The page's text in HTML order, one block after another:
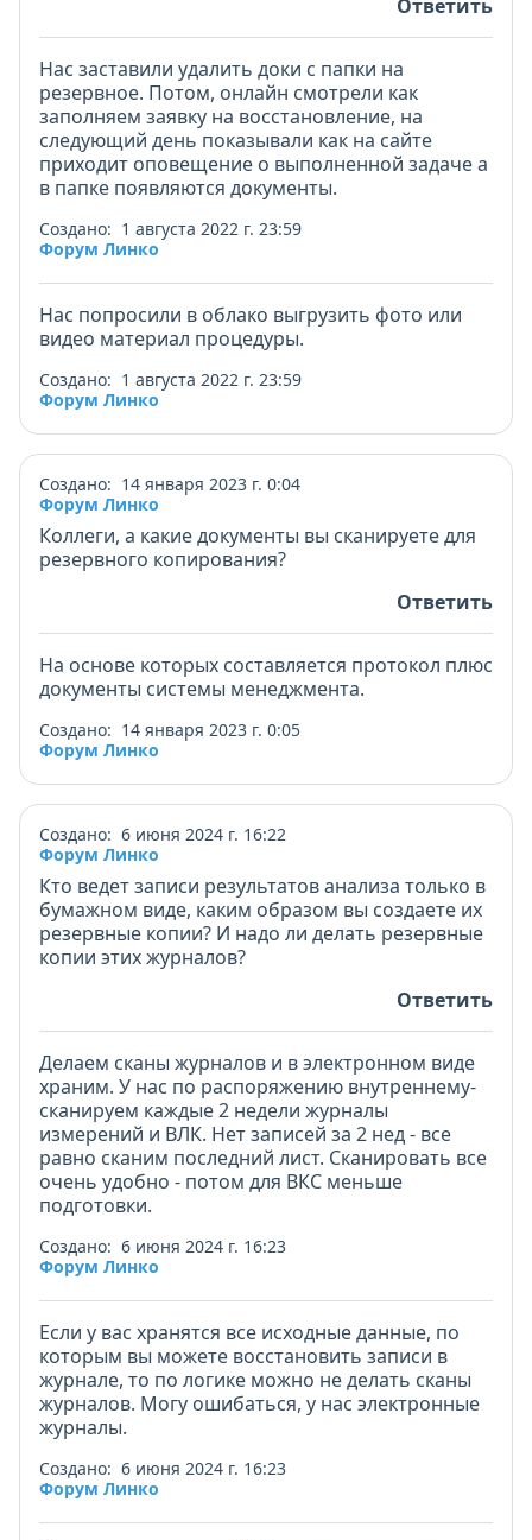
Ответить
Нас заставили удалить доки с папки на
резервное. Потом, онлайн смотрели как
заполняем заявку на восстановление, на
следующий день показывали как на сайте
приходит оповещение о выполненной задаче а
в папке появляются документы.
Создано: 1 августа 2022 г. 23:59
Форум Линко
Нас попросили в облако выгрузить фото или
видео материал процедуры.
Создано: 1 августа 2022 г. 23:59
Форум Линко
Создано: 14 января 2023 г. 0:04
Форум Линко
Коллеги, а какие документы вы сканируете для
резервного копирования?
Ответить
На основе которых составляется протокол плюс
документы системы менеджмента.
Создано: 14 января 2023 г. 0:05
Форум Линко
Создано: 6 июня 2024 г. 16:22
Форум Линко
Кто ведет записи результатов анализа только в
бумажном виде, каким образом вы создаете их
резервные копии? И надо ли делать резервные
копии этих журналов?
Ответить
Делаем сканы журналов и в электронном виде
храним. У нас по распоряжению внутреннему-
сканируем каждые 2 недели журналы
измерений и ВЛК. Нет записей за 2 нед - все
равно сканим последний лист. Сканировать все
очень удобно - потом для ВКС меньше
подготовки.
Создано: 6 июня 2024 г. 16:23
Форум Линко
Если у вас хранятся все исходные данные, по
которым вы можете восстановить записи в
журнале, то по логике можно не делать сканы
журналов. Могу ошибаться, у нас электронные
журналы.
Создано: 6 июня 2024 г. 16:23
Форум Линко